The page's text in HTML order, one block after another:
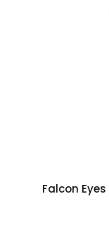
Falcon